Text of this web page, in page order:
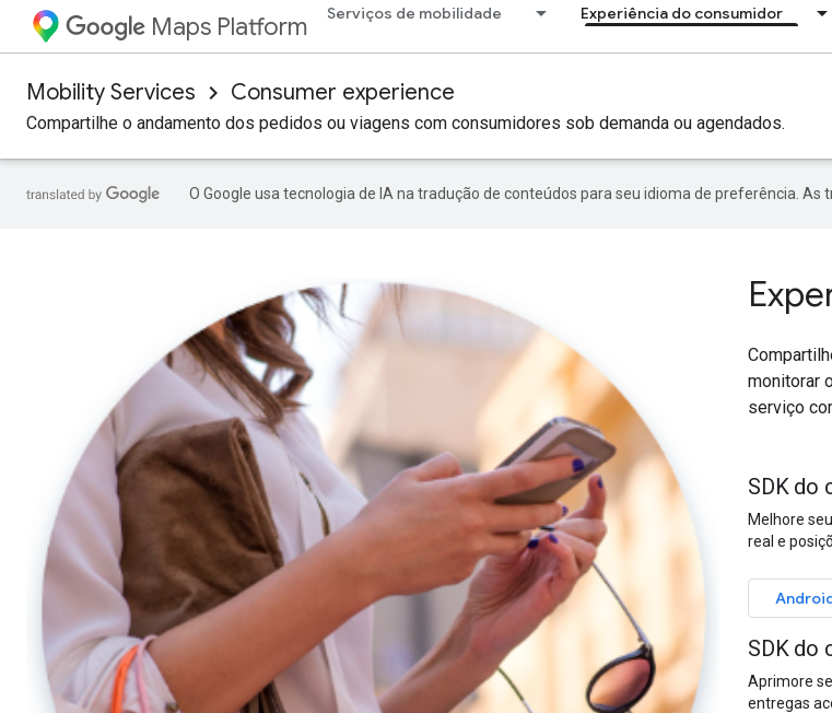
Maps Platform Serviços de mobilidade Experiência do consumidor
Mobility Services Consumer experience
Compartilhe o andamento dos pedidos ou viagens com consumidores sob demanda ou agendados.
O Google usa tecnologia de IA na tradução de conteúdos para seu idioma de preferência. As
monitorar
serviço
SDK do
Melhore
real e
SDK do
Aprimore
entregas